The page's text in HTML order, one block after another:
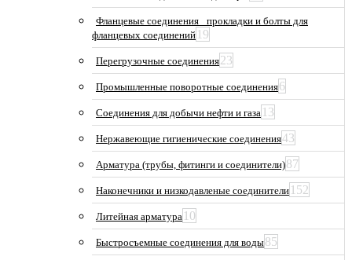
Фланцевые соединения_ прокладки и болты для
фланцевых соединений 19
Перегрузочные соединения23
Промышленные поворотные соединения6
Соединения для добычи нефти и газа 13
Нержавеющие гигиенические соединения43
Арматура (трубы, фитинги и соединители)87
Наконечники и низкодавленые соединители 152
Литейная арматура 10
Быстросъемные соединения для воды85